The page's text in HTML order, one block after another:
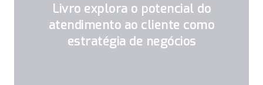
Livro explora o potencial do
atendimento ao cliente como
estratégia de negócios